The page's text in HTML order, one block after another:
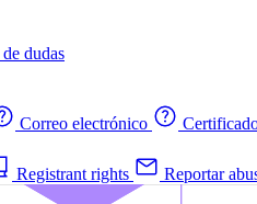
dudas
Correo electrónico
Registrant rights Reportar